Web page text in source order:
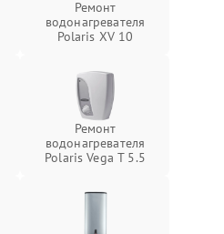
Ремонт
водонагревателя
Polaris XV 10
Ремонт
водонагревателя
Polaris Vega T 5.5